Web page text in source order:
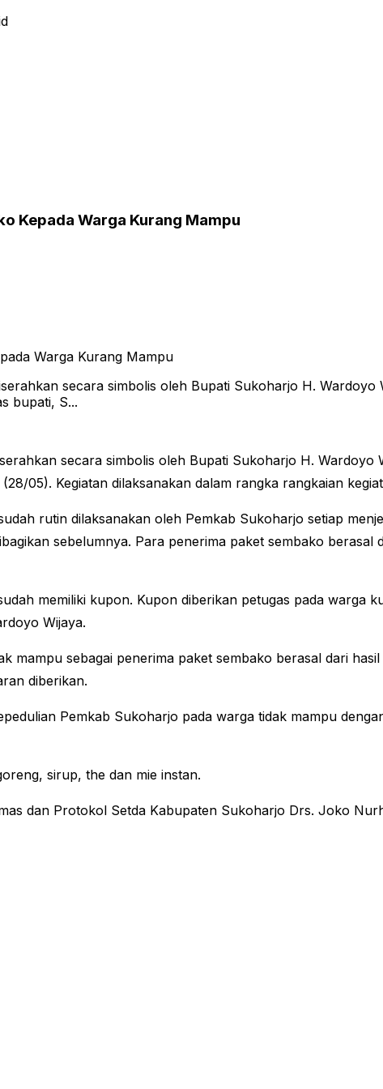
Kepada Warga Kurang Mampu
secara simbolis oleh Bupati Sukoharjo H.
bupati, S...
secara simbolis oleh Bupati Sukoharjo H.
05). Kegiatan dilaksanakan dalam rangka rangkaian
rutin dilaksanakan oleh Pemkab Sukoharjo setiap
sebelumnya. Para penerima paket sembako
memiliki kupon. Kupon diberikan petugas pada warga
Wijaya.
mampu sebagai penerima paket sembako berasal dari
diberikan.
Pemkab Sukoharjo pada warga tidak mampu
sirup, the dan mie instan.
dan Protokol Setda Kabupaten Sukoharjo Drs. Joko